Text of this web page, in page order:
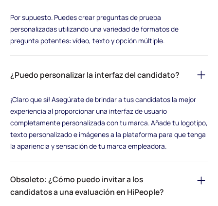
Por supuesto. Puedes crear preguntas de prueba
personalizadas utilizando una variedad de formatos de
pregunta potentes: vídeo, texto y opción múltiple.
¿Puedo personalizar la interfaz del candidato?
¡Claro que sí! Asegúrate de brindar a tus candidatos la mejor
experiencia al proporcionar una interfaz de usuario
completamente personalizada con tu marca. Añade tu logotipo,
texto personalizado e imágenes a la plataforma para que tenga
la apariencia y sensación de tu marca empleadora.
Obsoleto: ¿Cómo puedo invitar a los
candidatos a una evaluación en HiPeople?